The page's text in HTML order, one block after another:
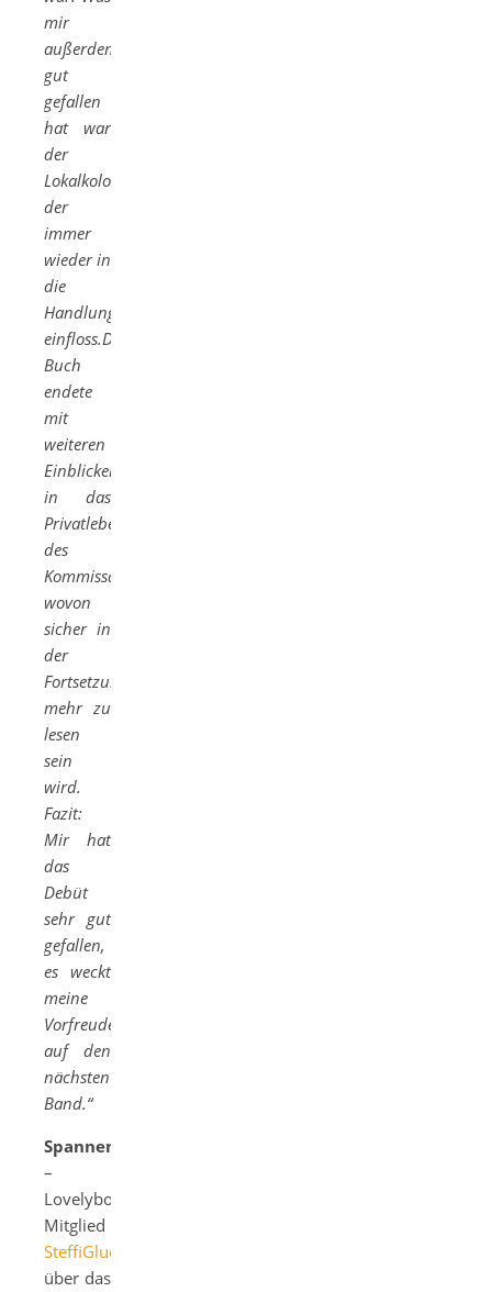
mir
außerdem
gut
gefallen
hat war
der
Lokalkolorit
der
immer
wieder in
die
Handlung
einfloss.Das
Buch
endete
mit
weiteren
Einblicken
in das
Privatleben
des
Kommissars,
wovon
sicher in
der
Fortsetzung
mehr zu
lesen
sein
wird.
Fazit:
Mir hat
das
Debüt
sehr gut
gefallen,
es weckt
meine
Vorfreude
auf den
nächsten
Band.“
Spannend
–
Lovelybooks.de-
Mitglied
SteffiGluecklederer
über das